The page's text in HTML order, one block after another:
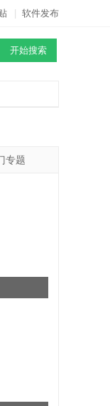
软件发布
专题